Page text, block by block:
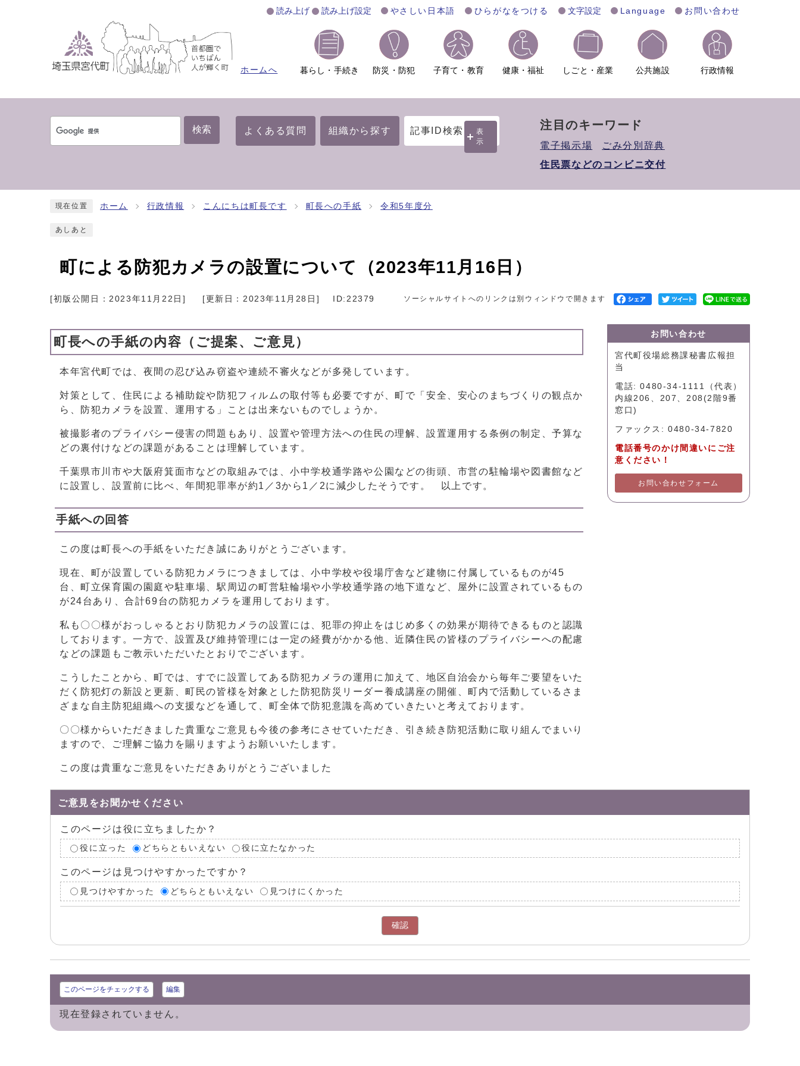
読み上げ 読み上げ設定 やさしい日本語 ひらがなをつける 文字設定 Language お問い合わせ
ホームへ 暮らし・手続き 防災・防犯 子育て・教育 健康・福祉 しごと・産業 公共施設 行政情報
検索 よくある質問 組織から探す 記事ID検索
表
示
注目のキーワード
電子掲示場
ごみ分別辞典
住民票などのコンビニ交付
現在位置 ホーム 行政情報 こんにちは町長です 町長への手紙 令和5年度分
あしあと
町による防犯カメラの設置について（2023年11月16日）
[初版公開日：2023年11月22日 ] [更新日：2023年11月28日 ] ID:22379 ソーシャルサイトへのリンクは別ウィンドウで開きます
町長への手紙の内容（ご提案、ご意見）
本年宮代町では、夜間の忍び込み窃盗や連続不審火などが多発しています。
対策として、住民による補助錠や防犯フィルムの取付等も必要ですが、町で「安全、安心のまちづくりの観点か
ら、防犯カメラを設置、運用する」ことは出来ないものでしょうか。
被撮影者のプライバシー侵害の問題もあり、設置や管理方法への住民の理解、設置運用する条例の制定、予算な
どの裏付けなどの課題があることは理解しています。
千葉県市川市や大阪府箕面市などの取組みでは、小中学校通学路や公園などの街頭、市営の駐輪場や図書館など
に設置し、設置前に比べ、年間犯罪率が約1／3から1／2に減少したそうです。 以上です。
手紙への回答
この度は町長への手紙をいただき誠にありがとうございます。
現在、町が設置している防犯カメラにつきましては、小中学校や役場庁舎など建物に付属しているものが45
台、町立保育園の園庭や駐車場、駅周辺の町営駐輪場や小学校通学路の地下道など、屋外に設置されているもの
が24台あり、合計69台の防犯カメラを運用しております。
私も〇〇様がおっしゃるとおり防犯カメラの設置には、犯罪の抑止をはじめ多くの効果が期待できるものと認識
しております。一方で、設置及び維持管理には一定の経費がかかる他、近隣住民の皆様のプライバシーへの配慮
などの課題もご教示いただいたとおりでございます。
こうしたことから、町では、すでに設置してある防犯カメラの運用に加えて、地区自治会から毎年ご要望をいた
だく防犯灯の新設と更新、町民の皆様を対象とした防犯防災リーダー養成講座の開催、町内で活動しているさま
ざまな自主防犯組織への支援などを通して、町全体で防犯意識を高めていきたいと考えております。
〇〇様からいただきました貴重なご意見も今後の参考にさせていただき、引き続き防犯活動に取り組んでまいり
ますので、ご理解ご協力を賜りますようお願いいたします。
この度は貴重なご意見をいただきありがとうございました
お問い合わせ
宮代町役場総務課秘書広報担
当
電話: 0480-34-1111（代表）
内線206、207、208(2階9番
窓口)
ファックス: 0480-34-7820
電話番号のかけ間違いにご注
意ください！
お問い合わせフォーム
ご意見をお聞かせください
このページは役に立ちましたか？
役に立った どちらともいえない 役に立たなかった
このページは見つけやすかったですか？
見つけやすかった どちらともいえない 見つけにくかった
確認
このページをチェックする 編集
現在登録されていません。